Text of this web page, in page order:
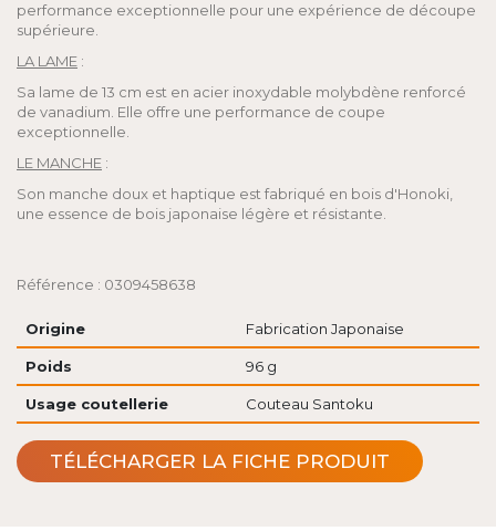
performance exceptionnelle pour une expérience de découpe
supérieure.
LA LAME :
Sa lame de 13 cm est en acier inoxydable molybdène renforcé
de vanadium. Elle offre une performance de coupe
exceptionnelle.
LE MANCHE :
Son manche doux et haptique est fabriqué en bois d'Honoki,
une essence de bois japonaise légère et résistante.
Référence : 0309458638
Origine Fabrication Japonaise
Poids 96 g
Usage coutellerie Couteau Santoku
TÉLÉCHARGER LA FICHE PRODUIT